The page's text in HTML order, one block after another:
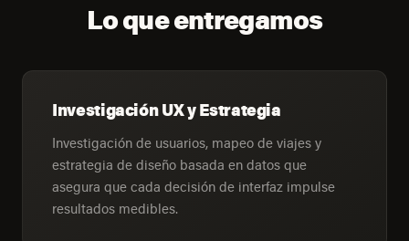
Lo que entregamos
Investigación UX y Estrategia
Investigación de usuarios, mapeo de viajes y
estrategia de diseño basada en datos que
asegura que cada decisión de interfaz impulse
resultados medibles.